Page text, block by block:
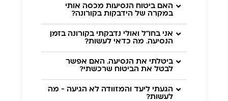
האם ביטוח הנסיעות מכסה אותי
במקרה של הידבקות בקורונה?
אני בחו"ל ואולי נדבקתי בקורונה בזמן
הנסיעה. מה כדאי לעשות?
ביטלתי את הנסיעה. האם אפשר
לבטל את הביטוח שרכשתי?
הגעתי ליעד והמזוודה לא הגיעה - מה
לעשות?